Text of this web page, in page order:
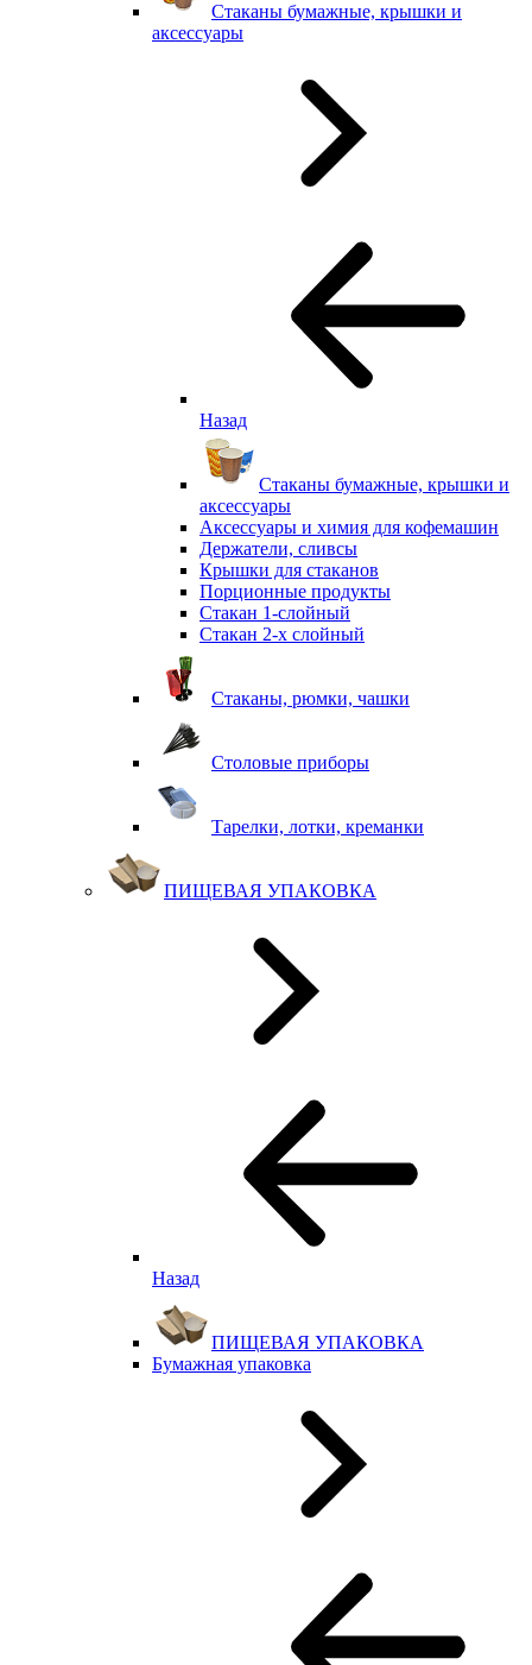
Стаканы бумажные, крышки и
аксессуары
Назад
Стаканы бумажные, крышки и
аксессуары
Аксессуары и химия для кофемашин
Держатели, сливсы
Крышки для стаканов
Порционные продукты
Стакан 1-слойный
Стакан 2-х слойный
Стаканы, рюмки, чашки
Столовые приборы
Тарелки, лотки, креманки
ПИЩЕВАЯ УПАКОВКА
Назад
ПИЩЕВАЯ УПАКОВКА
Бумажная упаковка